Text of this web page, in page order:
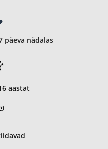
päeva nädalas
aastat